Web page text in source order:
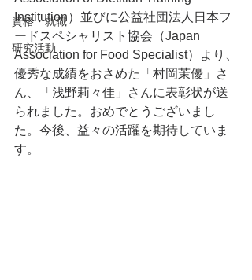
資格・就職
研究活動
Institution）並びに公益社団法人日本フ
ードスペシャリスト協会（Japan
Association for Food Specialist）より、
優秀な成績をおさめた「村岡茉優」さ
ん、「浅野莉々佳」さんに表彰状が送
られました。おめでとうございまし
た。今後、益々の活躍を期待していま
す。